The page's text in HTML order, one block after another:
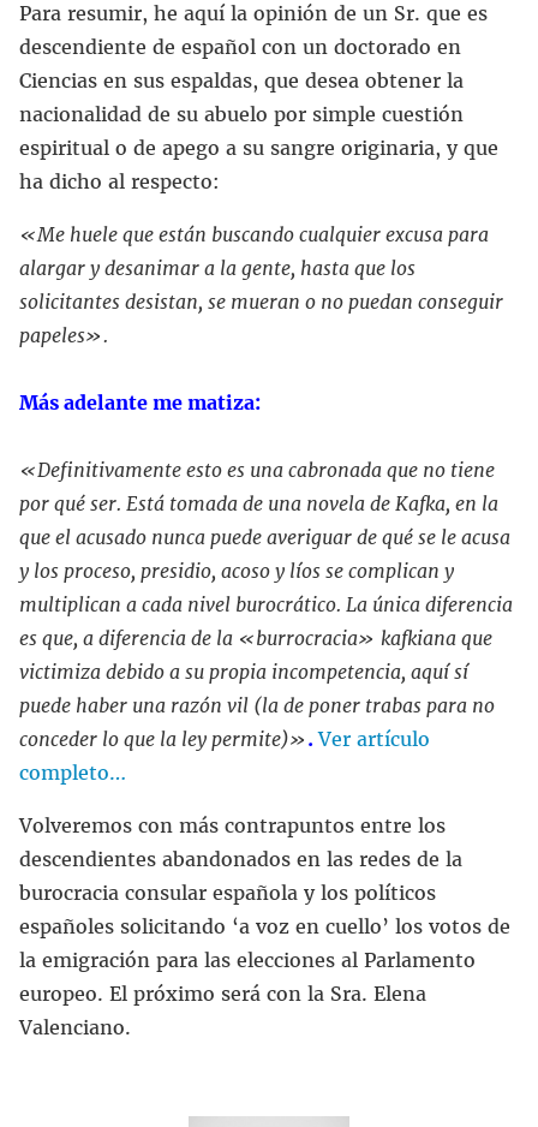
Para resumir, he aquí la opinión de un Sr. que es
descendiente de español con un doctorado en
Ciencias en sus espaldas, que desea obtener la
nacionalidad de su abuelo por simple cuestión
espiritual o de apego a su sangre originaria, y que
ha dicho al respecto:
«Me huele que están buscando cualquier excusa para
alargar y desanimar a la gente, hasta que los
solicitantes desistan, se mueran o no puedan conseguir
papeles».
Más adelante me matiza:
«Definitivamente esto es una cabronada que no tiene
por qué ser. Está tomada de una novela de Kafka, en la
que el acusado nunca puede averiguar de qué se le acusa
y los proceso, presidio, acoso y líos se complican y
multiplican a cada nivel burocrático. La única diferencia
es que, a diferencia de la «burrocracia» kafkiana que
victimiza debido a su propia incompetencia, aquí sí
puede haber una razón vil (la de poner trabas para no
conceder lo que la ley permite)» .Ver artículo
completo…
Volveremos con más contrapuntos entre los
descendientes abandonados en las redes de la
burocracia consular española y los políticos
españoles solicitando ‘a voz en cuello’ los votos de
la emigración para las elecciones al Parlamento
europeo. El próximo será con la Sra. Elena
Valenciano.